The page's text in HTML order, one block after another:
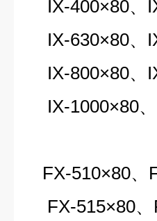
IX-400×80、
IX-630×80、
IX-800×80、
IX-1000×80
FX-510×80、
FX-515×80、